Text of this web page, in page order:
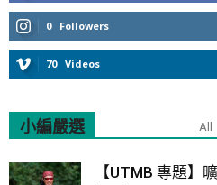
0 Followers
70 Videos
小編嚴選 All
【UTMB 專題】